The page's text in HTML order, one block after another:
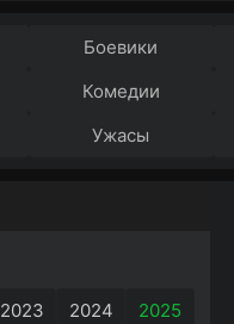
Боевики
Комедии
Ужасы
2023 2024
2025